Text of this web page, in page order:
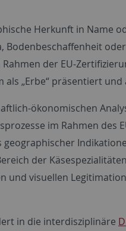
Herkunft in Name
Bodenbeschaffenheit
der EU-
„Erbe“ präsentiert
ökonomischen
im Rahmen
der
und visuellen
in die interdisziplinäre